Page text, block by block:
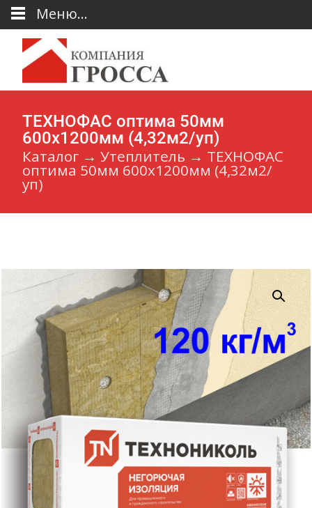
ТЕХНОФАС оптима 50мм
600х1200мм (4,32м2/уп)
Каталог → Утеплитель → ТЕХНОФАС
оптима 50мм 600х1200мм (4,32м2/
уп)
Меню...